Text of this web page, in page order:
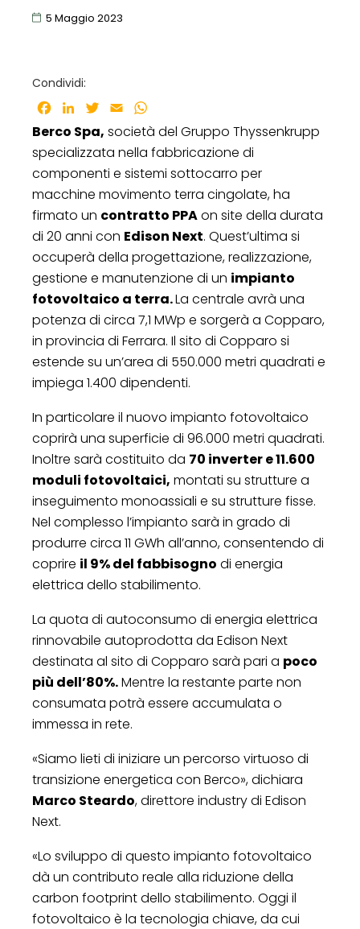
5 Maggio 2023
Condividi:
Facebook
LinkedInTwitter
Email
Berco Spa, società del Gruppo Thyssenkrupp
specializzata nella fabbricazione di
componenti e sistemi sottocarro per
macchine movimento terra cingolate, ha
firmato un contratto PPAon site della durata
di 20 anni con Edison Next. Quest’ultima si
occuperà della progettazione, realizzazione,
gestione e manutenzione di un impianto
fotovoltaico a terra.La centrale avrà una
potenza di circa 7,1 MWp e sorgerà a Copparo,
in provincia di Ferrara. Il sito di Copparo si
estende su un’area di 550.000 metri quadrati e
impiega 1.400 dipendenti.
In particolare il nuovo impianto fotovoltaico
coprirà una superficie di 96.000 metri quadrati.
Inoltre sarà costituito da 70 inverter e 11.600
moduli fotovoltaici, montati su strutture a
inseguimento monoassiali e su strutture fisse.
Nel complesso l’impianto sarà in grado di
produrre circa 11 GWh all’anno, consentendo di
coprire il 9% del fabbisogno di energia
elettrica dello stabilimento.
La quota di autoconsumo di energia elettrica
rinnovabile autoprodotta da Edison Next
destinata al sito di Copparo sarà pari a poco
più dell’80%.Mentre la restante parte non
consumata potrà essere accumulata o
immessa in rete.
«Siamo lieti di iniziare un percorso virtuoso di
transizione energetica con Berco», dichiara
Marco Steardo, direttore industry di Edison
Next.
«Lo sviluppo di questo impianto fotovoltaico
dà un contributo reale alla riduzione della
carbon footprint dello stabilimento. Oggi il
fotovoltaico è la tecnologia chiave, da cui